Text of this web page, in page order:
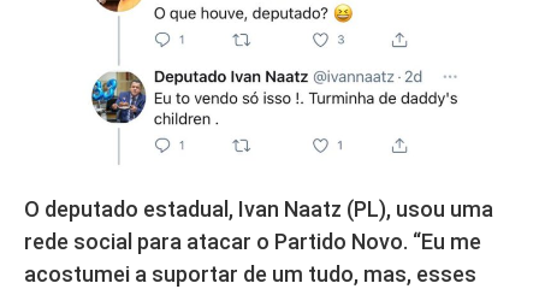
O deputado estadual, Ivan Naatz (PL), usou uma
rede social para atacar o Partido Novo. “Eu me
acostumei a suportar de um tudo, mas, esses